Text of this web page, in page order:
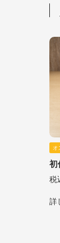
オ
初
税
詳